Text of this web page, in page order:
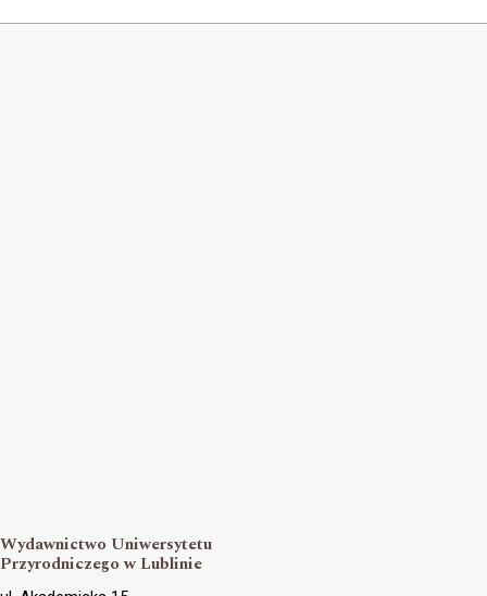
Wydawnictwo Uniwersytetu
Przyrodniczego w Lublinie